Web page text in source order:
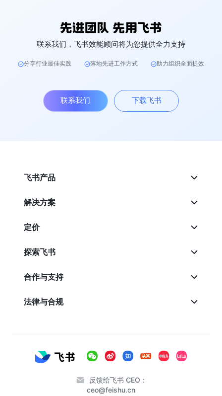
联系我们，飞书效能顾问将为您提供全力支持
分享行业最佳实践 落地先进工作方式 助力组织全面提效
联系我们 下载飞书
飞书产品
解决方案
定价
探索飞书
合作与支持
法律与合规
反馈给飞书 CEO：
ceo@feishu.cn